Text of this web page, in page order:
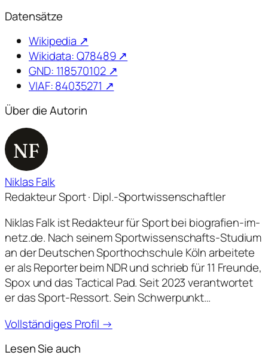
Datensätze
Wikipedia ↗
Wikidata: Q78489 ↗
GND: 118570102 ↗
VIAF: 84035271 ↗
Über die Autorin
NF
Niklas Falk
Redakteur Sport · Dipl.-Sportwissenschaftler
Niklas Falk ist Redakteur für Sport bei biografien-im-
netz.de. Nach seinem Sportwissenschafts-Studium
an der Deutschen Sporthochschule Köln arbeitete
er als Reporter beim NDR und schrieb für 11 Freunde,
Spox und das Tactical Pad. Seit 2023 verantwortet
er das Sport-Ressort. Sein Schwerpunkt…
Vollständiges Profil →
Lesen Sie auch